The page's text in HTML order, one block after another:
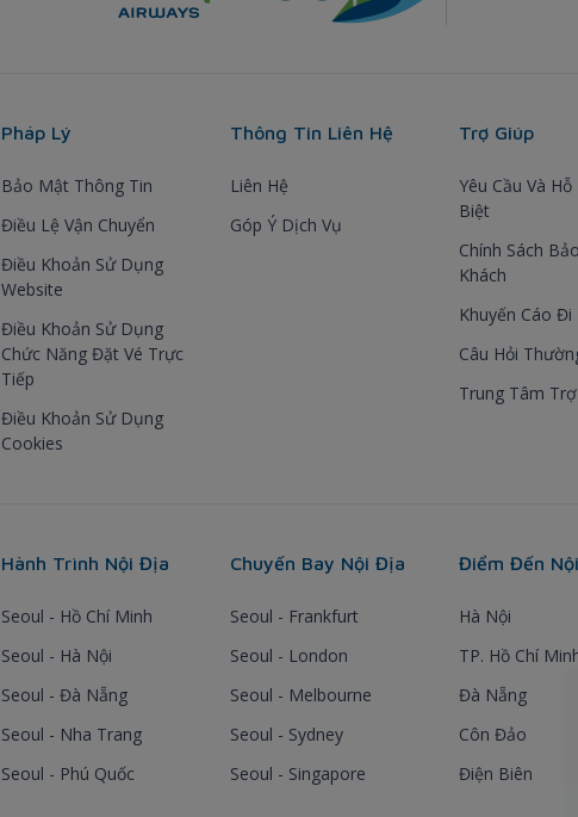
Pháp Lý
Bảo Mật Thông Tin
Điều Lệ Vận Chuyển
Điều Khoản Sử Dụng
Website
Điều Khoản Sử Dụng
Chức Năng Đặt Vé Trực
Tiếp
Điều Khoản Sử Dụng
Cookies
Thông Tin Liên Hệ
Liên Hệ
Góp Ý Dịch Vụ
Trợ Giúp
Yêu Cầu Và
Biệt
Chính Sách
Khách
Khuyến Cáo Đi
Câu Hỏi
Trung Tâm
Hành Trình Nội Địa
Seoul - Hồ Chí Minh
Seoul - Hà Nội
Seoul - Đà Nẵng
Seoul - Nha Trang
Seoul - Phú Quốc
Chuyến Bay Nội Địa
Seoul - Frankfurt
Seoul - London
Seoul - Melbourne
Seoul - Sydney
Seoul - Singapore
Điểm Đến
Hà Nội
TP. Hồ Chí
Đà Nẵng
Côn Đảo
Điện Biên